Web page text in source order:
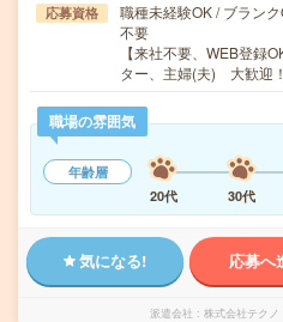
応募資格
職種未経験OK / ブラン
不要
【来社不要、WEB登録
ター、主婦(夫) 大歓迎
職場の雰囲気
年齢層
20代
30代
気になる! 応募へ
派遣会社 株式会社テク